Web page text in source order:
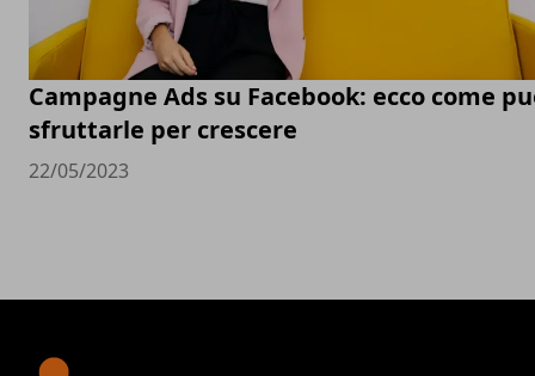
Campagne Ads su Facebook: ecco come
sfruttarle per crescere
22/05/2023